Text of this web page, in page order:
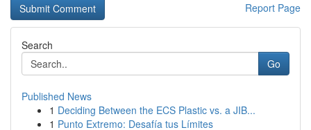
Report Page
Search
Go
Published News
1 Deciding Between the ECS Plastic vs. a JIB...
1 Punto Extremo: Desafía tus Límites